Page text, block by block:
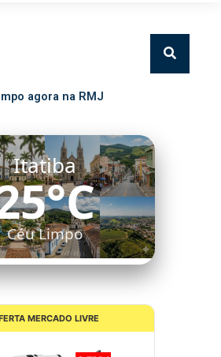
agora na RMJ
Itatiba
Céu Limpo
MERCADO LIVRE